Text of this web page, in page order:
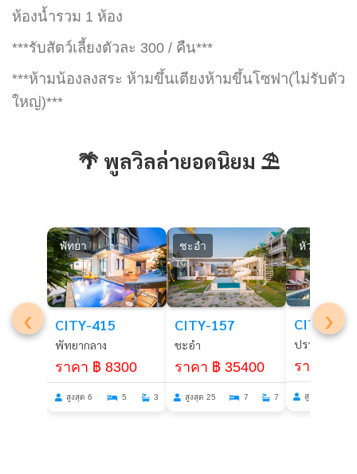
ห้องน้ำรวม 1 ห้อง
***รับสัตว์เลี้ยงตัวละ 300 / คืน***
***ห้ามน้องลงสระ ห้ามขึ้นเตียงห้ามขึ้นโซฟา(ไม่รับตัว
ใหญ่)​***
🌴 พูลวิลล่ายอดนิยม ⛱️
‹ ›
พัทยา
CITY-415
พัทยากลาง
ราคา ฿ 8300
สูงสุด 6 5 3
ชะอำ
CITY-157
ชะอำ
ราคา ฿ 35400
สูงสุด 25 7 7
หัวหิน
CITY-117
ปราณบุรี
ราคา ฿
สูงสุด 30